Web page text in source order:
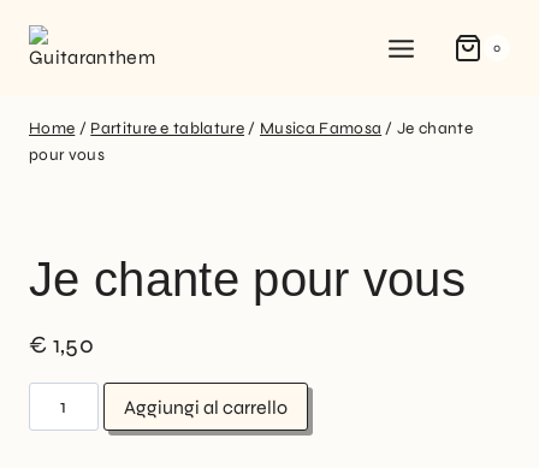
0
Home / Partiture e tablature / Musica Famosa / Je chante
pour vous
Je chante pour vous
€ 1,50
Aggiungi al carrello